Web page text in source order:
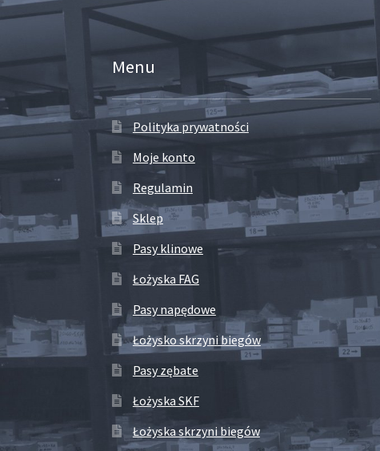
Menu
Polityka prywatności
Moje konto
Regulamin
Sklep
Pasy klinowe
Łożyska FAG
Pasy napędowe
Łożysko skrzyni biegów
Pasy zębate
Łożyska SKF
Łożyska skrzyni biegów